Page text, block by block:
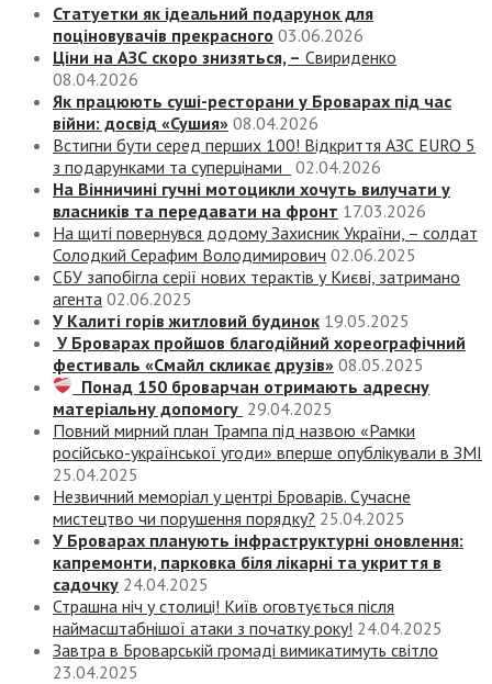
Статуетки як ідеальний подарунок для
поціновувачів прекрасного 03.06.2026
Ціни на АЗС скоро знизяться, – Свириденко
08.04.2026
Як працюють суші-ресторани у Броварах під час
війни: досвід «Сушия» 08.04.2026
Встигни бути серед перших 100! Відкриття АЗС EURO 5
з подарунками та суперцінами
02.04.2026
На Вінничині гучні мотоцикли хочуть вилучати у
власників та передавати на фронт 17.03.2026
На щиті повернувся додому Захисник України, – солдат
Солодкий Серафим Володимирович 02.06.2025
СБУ запобігла серії нових терактів у Києві, затримано
агента 02.06.2025
У Калиті горів житловий будинок 19.05.2025
У Броварах пройшов благодійний хореографічний
фестиваль «Смайл скликає друзів» 08.05.2025
Понад 150 броварчан отримають адресну
матеріальну допомогу 29.04.2025
Повний мирний план Трампа під назвою «‎Рамки
російсько-української угоди» вперше опублікували в ЗМІ
25.04.2025
Незвичний меморіал у центрі Броварів. Сучасне
мистецтво чи порушення порядку? 25.04.2025
У Броварах планують інфраструктурні оновлення:
капремонти, парковка біля лікарні та укриття в
садочку 24.04.2025
Страшна ніч у столиці! Київ оговтується після
наймасштабнішої атаки з початку року! 24.04.2025
Завтра в Броварській громаді вимикатимуть світло
23.04.2025